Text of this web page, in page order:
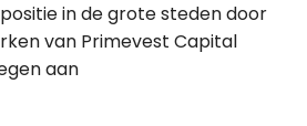
in de grote steden door
van Primevest Capital
aan